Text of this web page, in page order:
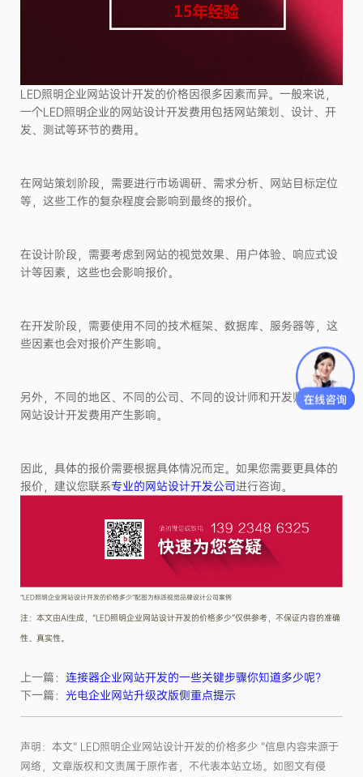
LED照明企业网站设计开发的价格因很多因素而异。一般来说，
一个LED照明企业的网站设计开发费用包括网站策划、设计、开
发、测试等环节的费用。
在网站策划阶段，需要进行市场调研、需求分析、网站目标定位
等，这些工作的复杂程度会影响到最终的报价。
在设计阶段，需要考虑到网站的视觉效果、用户体验、响应式设
计等因素，这些也会影响报价。
在开发阶段，需要使用不同的技术框架、数据库、服务器等，这
些因素也会对报价产生影响。
另外，不同的地区、不同的公司、不同的设计师和开发师也会对
网站设计开发费用产生影响。
因此，具体的报价需要根据具体情况而定。如果您需要更具体的
报价，建议您联系专业的网站设计开发公司进行咨询。
“LED照明企业网站设计开发的价格多少”配图为标派视觉品牌设计公司案例
注：本文由AI生成，“LED照明企业网站设计开发的价格多少”仅供参考，不保证内容的准确
性、真实性。
上一篇： 连接器企业网站开发的一些关键步骤你知道多少呢？
下一篇： 光电企业网站升级改版侧重点提示
声明：本文“ LED照明企业网站设计开发的价格多少 ”信息内容来源于
网络，文章版权和文责属于原作者，不代表本站立场。如图文有侵